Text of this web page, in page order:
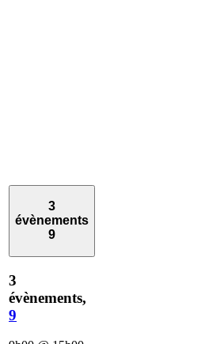
3
évènements
9
3
évènements,
9